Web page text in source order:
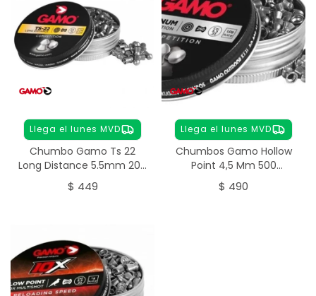
Llega el lunes MVD
Chumbo Gamo Ts 22
Long Distance 5.5mm 200
unidades
$ 449
Llega el lunes MVD
Chumbos Gamo Hollow
Point 4,5 Mm 500
Unidades
$ 490